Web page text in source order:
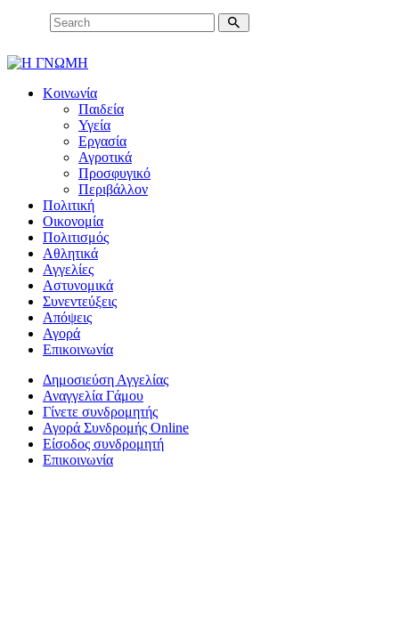
Κοινωνία
Παιδεία
Υγεία
Εργασία
Αγροτικά
Προσφυγικό
Περιβάλλον
Πολιτική
Οικονομία
Πολιτισμός
Αθλητικά
Αγγελίες
Αστυνομικά
Συνεντεύξεις
Απόψεις
Αγορά
Επικοινωνία
Δημοσιεύση Αγγελίας
Αναγγελία Γάμου
Γίνετε συνδρομητής
Αγορά Συνδρομής Online
Είσοδος συνδρομητή
Επικοινωνία